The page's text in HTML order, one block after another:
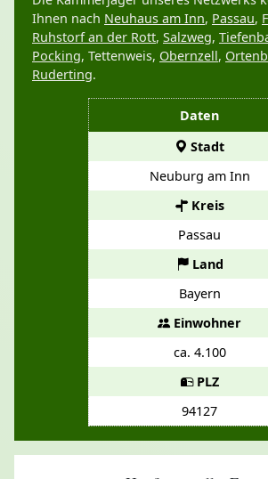
Daten
Stadt
Neuburg am Inn
Kreis
Passau
Land
Bayern
Einwohner
ca. 4.100
PLZ
94127
Ihnen nach Neuhaus am Inn, Passau,
Ruhstorf an der Rott, Salzweg,
Pocking, Tettenweis, Obernzell,
Ruderting.